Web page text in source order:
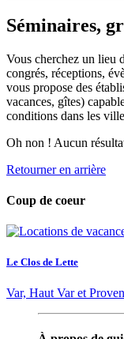
Séminaires,
Vous cherchez un lieu
congrés, réceptions,
vous propose des
vacances, gîtes)
conditions dans les
Oh non ! Aucun
Retourner en arrière
Coup de coeur
Le Clos de Lette
Var, Haut Var et